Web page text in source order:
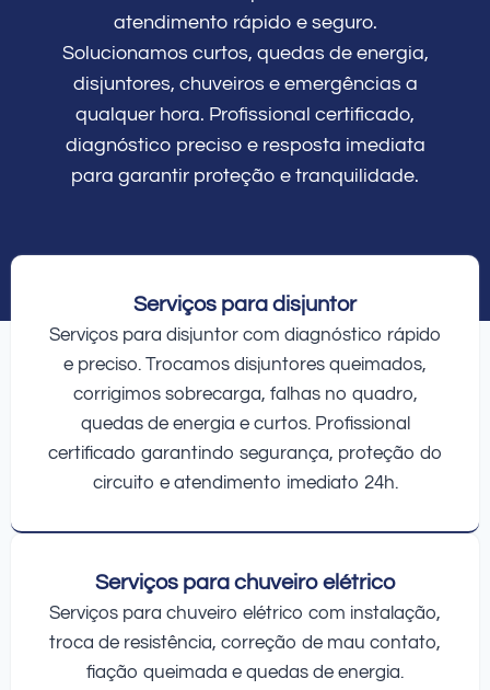
atendimento rápido e seguro.
Solucionamos curtos, quedas de energia,
disjuntores, chuveiros e emergências a
qualquer hora. Profissional certificado,
diagnóstico preciso e resposta imediata
para garantir proteção e tranquilidade.
Serviços para disjuntor
Serviços para disjuntor com diagnóstico rápido
e preciso. Trocamos disjuntores queimados,
corrigimos sobrecarga, falhas no quadro,
quedas de energia e curtos. Profissional
certificado garantindo segurança, proteção do
circuito e atendimento imediato 24h.
Serviços para chuveiro elétrico
Serviços para chuveiro elétrico com instalação,
troca de resistência, correção de mau contato,
fiação queimada e quedas de energia.